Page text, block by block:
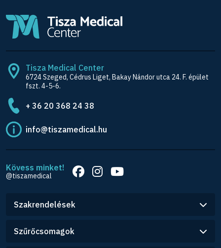
Tisza Medical Center
6724 Szeged, Cédrus Liget, Bakay Nándor utca 24. F. épület
fszt. 4-5-6.
+ 36 20 368 24 38
info@tiszamedical.hu
Kövess minket!
@tiszamedical
Szakrendelések
Szűrőcsomagok